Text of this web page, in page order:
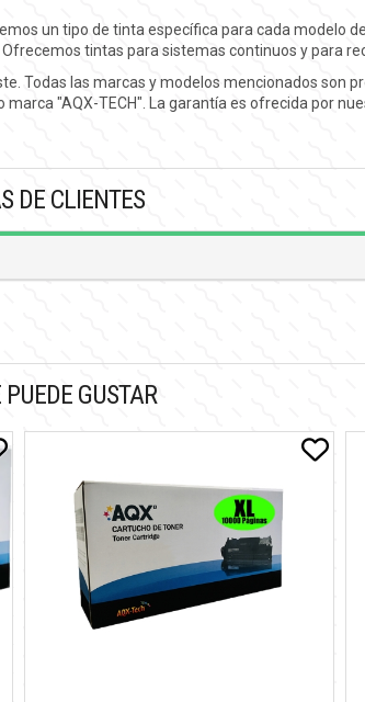
un tipo de tinta específica para cada modelo
tintas para sistemas continuos y para
Todas las marcas y modelos mencionados son
"AQX-TECH". La garantía es ofrecida por
DE CLIENTES
GUSTAR